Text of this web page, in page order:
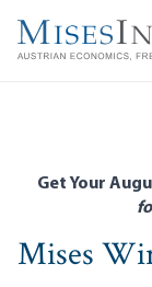
main
Get Your
Mises